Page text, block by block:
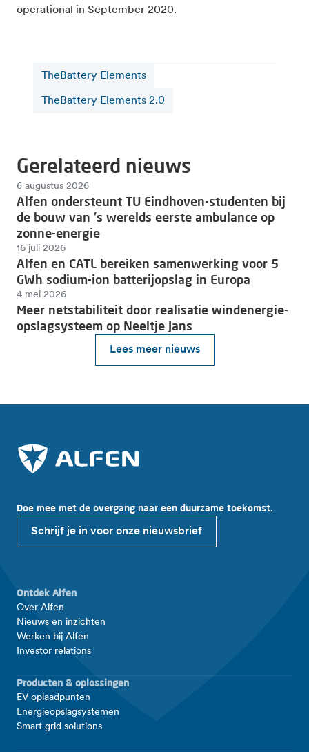
operational in September 2020.
TheBattery Elements
TheBattery Elements 2.0
Gerelateerd nieuws
Lees meer nieuws
6 augustus 2026
Alfen ondersteunt TU Eindhoven-studenten bij
de bouw van 's werelds eerste ambulance op
zonne-energie
16 juli 2026
Alfen en CATL bereiken samenwerking voor 5
GWh sodium-ion batterijopslag in Europa
4 mei 2026
Meer netstabiliteit door realisatie windenergie-
opslagsysteem op Neeltje Jans
Doe mee met de overgang naar een duurzame toekomst.
Schrijf je in voor onze nieuwsbrief
Ontdek Alfen
Over Alfen
Nieuws en inzichten
Werken bij Alfen
Investor relations
Producten & oplossingen
EV oplaadpunten
Energieopslagsystemen
Smart grid solutions